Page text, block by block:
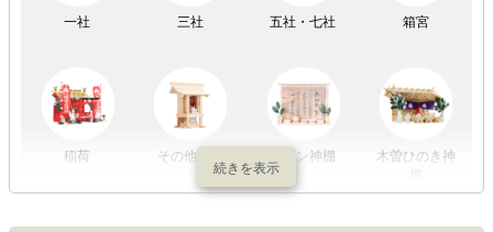
一社 三社 五社・七社 箱宮
稲荷 その他の社 モダン神棚
木曽ひのき神